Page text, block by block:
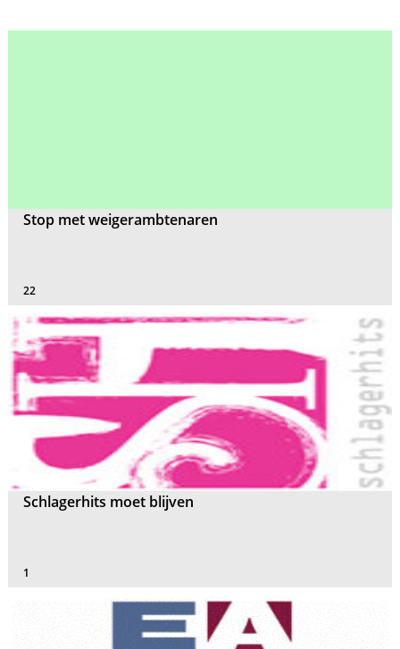
Stop met weigerambtenaren
22
Schlagerhits moet blijven
1